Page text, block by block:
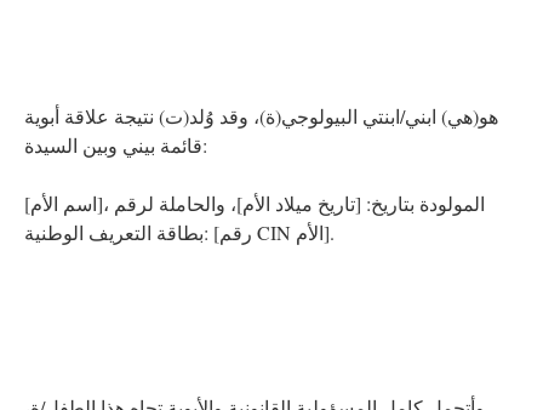
هو(هي) ابني/ابنتي البيولوجي(ة)، وقد وُلد(ت) نتيجة علاقة أبوية
قائمة بيني وبين السيدة:
[اسم الأم]، المولودة بتاريخ: [تاريخ ميلاد الأم]، والحاملة لرقم
بطاقة التعريف الوطنية: [رقم CIN الأم].